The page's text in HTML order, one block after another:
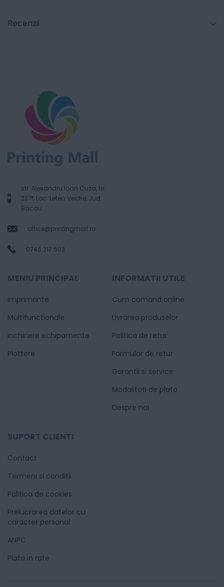
Recenzii
str. Alexandru Ioan Cuza, Nr.
237f, Loc. Letea Veche, Jud.
Bacau
office@printingmall.ro
0746.217.503
MENIU PRINCIPAL
Imprimante
Multifunctionale
Inchiriere echipamente
Plottere
INFORMATII UTILE
Cum comand online
Livrarea produselor
Politica de retur
Formular de retur
Garantii si service
Modalitati de plata
Despre noi
SUPORT CLIENTI
Contact
Termeni si conditii
Politica de cookies
Prelucrarea datelor cu
caracter personal
ANPC
Plata in rate